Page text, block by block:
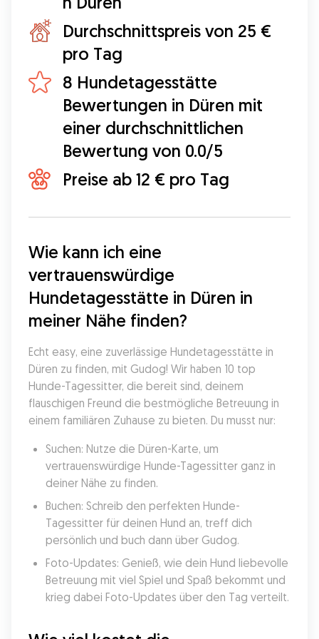
Durchschnittspreis von 25 €
pro Tag
8 Hundetagesstätte
Bewertungen in Düren mit
einer durchschnittlichen
Bewertung von 0.0/5
Preise ab 12 € pro Tag
Wie kann ich eine
vertrauenswürdige
Hundetagesstätte in Düren in
meiner Nähe finden?
Echt easy, eine zuverlässige Hundetagesstätte in
Düren zu finden, mit Gudog! Wir haben 10 top
Hunde-Tagessitter, die bereit sind, deinem
flauschigen Freund die bestmögliche Betreuung in
einem familiären Zuhause zu bieten. Du musst nur:
Suchen: Nutze die Düren-Karte, um
vertrauenswürdige Hunde-Tagessitter ganz in
deiner Nähe zu finden.
Buchen: Schreib den perfekten Hunde-
Tagessitter für deinen Hund an, treff dich
persönlich und buch dann über Gudog.
Foto-Updates: Genieß, wie dein Hund liebevolle
Betreuung mit viel Spiel und Spaß bekommt und
krieg dabei Foto-Updates über den Tag verteilt.